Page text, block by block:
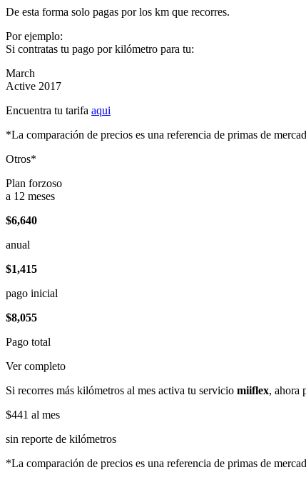
De esta forma solo pagas por los km que recorres.
Por ejemplo:
Si contratas tu pago por kilómetro para tu:
March
Active 2017
Encuentra tu tarifa aqui
*La comparación de precios es una referencia de primas de
Otros*
Plan forzoso
a 12 meses
$6,640
anual
$1,415
pago inicial
$8,055
Pago total
Ver completo
Si recorres más kilómetros al mes activa tu servicio miiflex, ahora
$441 al mes
sin reporte de kilómetros
*La comparación de precios es una referencia de primas de